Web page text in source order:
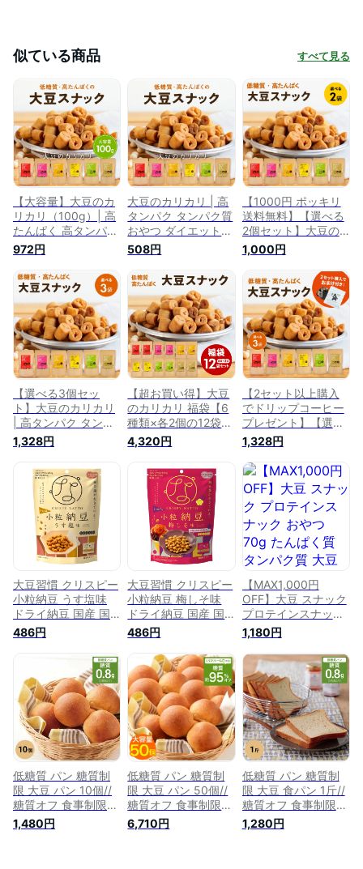
似ている商品 すべて見る
【大容量】大豆のカ
リカリ（100g）| 高
たんぱく 高タンパク
タンパク質 低糖質
糖質制限 糖質オフ
大豆 プロテイン イ
ソフラボン 健康志向
ロカボ スーパーフー
ド 国産大豆 ダイエ
ット お菓子 おやつ
おつまみ スナック
大豆お菓子 大豆菓子
大豆スナック ダイエ
ットおやつ
972円
大豆のカリカリ | 高
タンパク タンパク質
おやつ ダイエット
お菓子 セット 低カ
ロリー 大豆 プロテ
イン 低糖質 糖質制
限 糖質オフ イソフ
ラボン 健康志向 ロ
カボ スーパーフード
国産大豆 たんぱく質
大豆スナック スナッ
ク菓子 おやつ おつ
まみ 食品 京都 宇治
ヤマサン
508円
【1000円 ポッキリ
送料無料】【選べる
2個セット】大豆の
カリカリ | 高たんぱ
く 高タンパク タン
パク質 食物繊維 低
糖質 大豆 プロテイ
ン イソフラボン ロ
カボ 国産大豆 ダイ
エット お菓子 おや
つ スナック 大豆ス
ナック ダイエットお
菓子 ダイエットクッ
キ
1,000円
【選べる3個セッ
ト】大豆のカリカリ
| 高タンパク タンパ
ク質 おやつ ダイエ
ット お菓子 セット
低カロリー 大豆 プ
ロテイン 低糖質 糖
質制限 糖質オフ イ
ソフラボン 健康志向
ロカボ スーパーフー
ド 国産大豆 おやつ
おつまみ 食品 京都
宇治 ヤマサン
1,328円
【超お買い得】大豆
のカリカリ 福袋【6
種類×各2個の12袋セ
ット】| 高タンパク
タンパク質 おやつ
ダイエット お菓子
セット 低カロリー
大豆 プロテイン 低
糖質 糖質制限 糖質
オフ イソフラボン
健康志向 ロカボ 国
産大豆 京都 宇治 ヤ
4,320円
【2セット以上購入
でドリップコーヒー
プレゼント】【選べ
る3個セット】大豆
のカリカリ | 高タン
パク タンパク質 お
やつ ダイエット お
菓子 セット 低カロ
リー 大豆 プロテイ
ン 低糖質 糖質制限
糖質オフ イソフラボ
ン 健康志向 ロカボ
1,328円
大豆習慣 クリスピー
小粒納豆 うす塩味
ドライ納豆 国産 国
産納豆 大豆 納豆菌
お菓子 おつまみ ス
ナック菓子 大豆イソ
フラボン たんぱく質
タンパク質 納豆菓子
豆お菓子 お菓子 豆
菓子 豆スナック な
っとう ナットウキナ
ーゼ 食物繊維 大豆
イソフラボン MDホ
ールディングス
486円
大豆習慣 クリスピー
小粒納豆 梅しそ味
ドライ納豆 国産 国
産納豆 大豆 納豆菌
お菓子 おつまみ ス
ナック菓子 大豆イソ
フラボン たんぱく質
タンパク質 納豆菓子
豆お菓子 お菓子 豆
菓子 豆スナック な
っとう ナットウキナ
ーゼ 食物繊維 大豆
イソフラボン MDホ
ールディングス
486円
【MAX1,000円
OFF】大豆 スナック
プロテインスナック
おやつ 70g たんぱく
質 タンパク質 大豆
ミート プロテイン
おつまみ お菓子 イ
ソフラボン ダイエッ
ト 大豆ミートチップ
ス 健康 行動食 にん
にく醤油 ブラックペ
ッパー 梅 栄養 送料
無料 人気 すすめ ヴ
ィーガン
1,180円
低糖質 パン 糖質制
限 大豆 パン 10個//
糖質オフ 食事制限
発酵 バター入 大豆
粉 大豆食品 イソフ
1,480円
低糖質 パン 糖質制
限 大豆 パン 50個//
糖質オフ 食事制限
発酵 バター入 大豆
粉 大豆食品 イソフ
6,710円
低糖質 パン 糖質制
限 大豆 食パン 1斤//
糖質オフ 食事制限
発酵 バター入 大豆
粉 大豆 イソフラボ
1,280円